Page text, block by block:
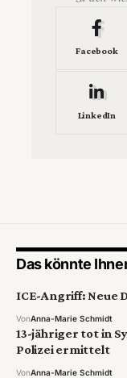
Facebook
LinkedIn
Das könnte
ICE-Angriff: Neue
VonAnna-Marie Schmidt
13-jähriger tot in
Polizei ermittelt
VonAnna-Marie Schmidt